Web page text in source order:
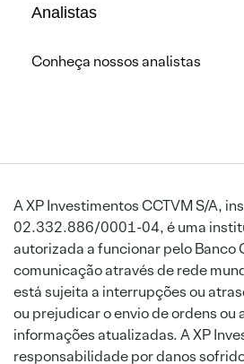
Analistas
Conheça nossos analistas
A XP Investimentos CCTVM S/A,
02.332.886/0001-04, é uma
autorizada a funcionar pelo Banco
comunicação através de rede
está sujeita a interrupções ou
ou prejudicar o envio de ordens ou
informações atualizadas. A XP
responsabilidade por danos